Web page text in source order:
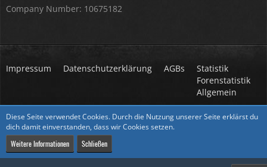
Company Number: 10675182
Stil ändern
Impressum Datenschutzerklärung AGBs
Statistik
Forenstatistik
Allgemein
Community-Software:
Diese Seite verwendet Cookies. Durch die Nutzung unserer Seite erklärst du
dich damit einverstanden, dass wir Cookies setzen.
Weitere Informationen
Schließen